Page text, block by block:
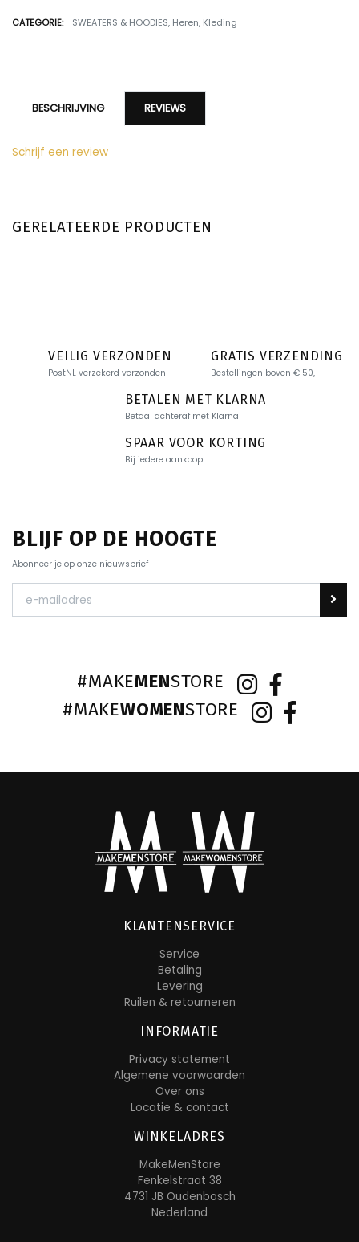
CATEGORIE: SWEATERS & HOODIES, Heren, Kleding
BESCHRIJVING REVIEWS
Schrijf een review
GERELATEERDE PRODUCTEN
VEILIG VERZONDEN
PostNL verzekerd verzonden
GRATIS VERZENDING
Bestellingen boven € 50,-
BETALEN MET KLARNA
Betaal achteraf met Klarna
SPAAR VOOR KORTING
Bij iedere aankoop
BLIJF OP DE HOOGTE
Abonneer je op onze nieuwsbrief
#MAKEMENSTORE
#MAKEWOMENSTORE
KLANTENSERVICE
Service
Betaling
Levering
Ruilen & retourneren
INFORMATIE
Privacy statement
Algemene voorwaarden
Over ons
Locatie & contact
WINKELADRES
MakeMenStore
Fenkelstraat 38
4731 JB Oudenbosch
Nederland